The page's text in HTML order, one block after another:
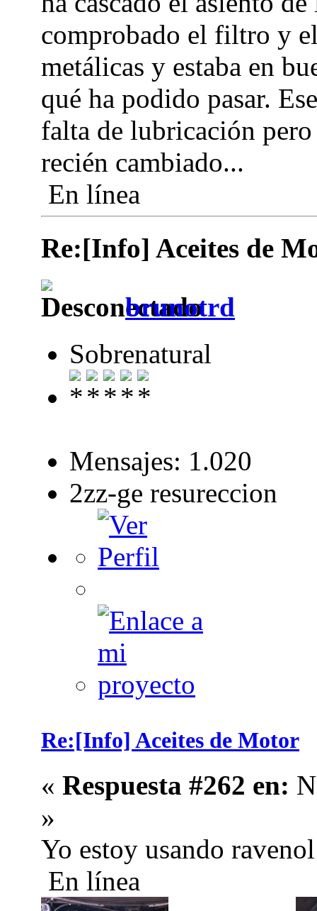
comprobado el filtro y
metálicas y estaba en
qué ha podido pasar.
falta de lubricación
recién cambiado...
En línea
Re:[Info] Aceites de
brunotrd
Sobrenatural
Mensajes: 1.020
2zz-ge resureccion
Re:[Info] Aceites de Motor
« Respuesta #262 en:
»
Yo estoy usando
En línea